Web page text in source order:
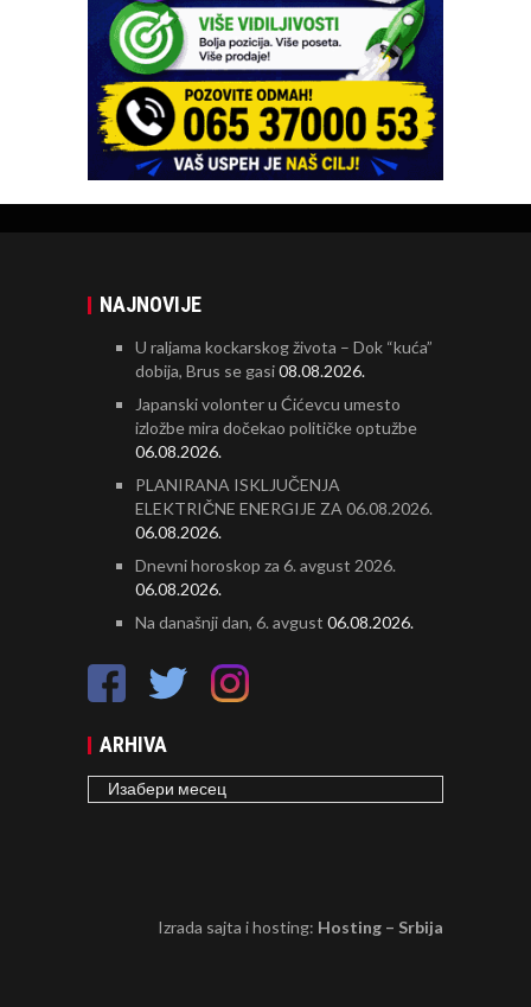
NAJNOVIJE
U raljama kockarskog života – Dok “kuća”
dobija, Brus se gasi08.08.2026.
Japanski volonter u Ćićevcu umesto
izložbe mira dočekao političke optužbe
06.08.2026.
PLANIRANA ISKLJUČENJA
ELEKTRIČNE ENERGIJE ZA 06.08.2026.
06.08.2026.
Dnevni horoskop za 6. avgust 2026.
06.08.2026.
Na današnji dan, 6. avgust 06.08.2026.
ARHIVA
ARHIVA
Izrada sajta i hosting: Hosting – Srbija